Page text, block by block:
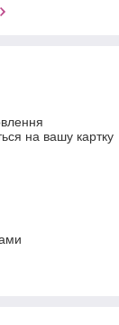
на вашу картку